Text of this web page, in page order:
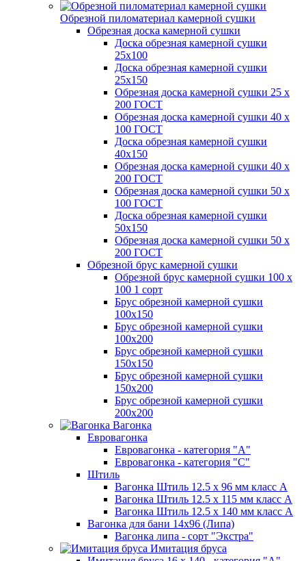
Обрезной пиломатериал камерной сушки
Обрезная доска камерной сушки
Доска обрезная камерной сушки
25х100
Доска обрезная камерной сушки
25х150
Обрезная доска камерной сушки 25 х
200 ГОСТ
Обрезная доска камерной сушки 40 х
100 ГОСТ
Доска обрезная камерной сушки
40х150
Обрезная доска камерной сушки 40 х
200 ГОСТ
Обрезная доска камерной сушки 50 х
100 ГОСТ
Доска обрезная камерной сушки
50х150
Обрезная доска камерной сушки 50 х
200 ГОСТ
Обрезной брус камерной сушки
Обрезной брус камерной сушки 100 х
100 1 сорт
Брус обрезной камерной сушки
100х150
Брус обрезной камерной сушки
100х200
Брус обрезной камерной сушки
150х150
Брус обрезной камерной сушки
150х200
Брус обрезной камерной сушки
200х200
Вагонка
Евровагонка
Евровагонка - категория "А"
Евровагонка - категория "С"
Штиль
Вагонка Штиль 12.5 х 96 мм класс А
Вагонка Штиль 12.5 х 115 мм класс А
Вагонка Штиль 12.5 х 140 мм класс А
Вагонка для бани 14х96 (Липа)
Вагонка липа - сорт "Экстра"
Имитация бруса